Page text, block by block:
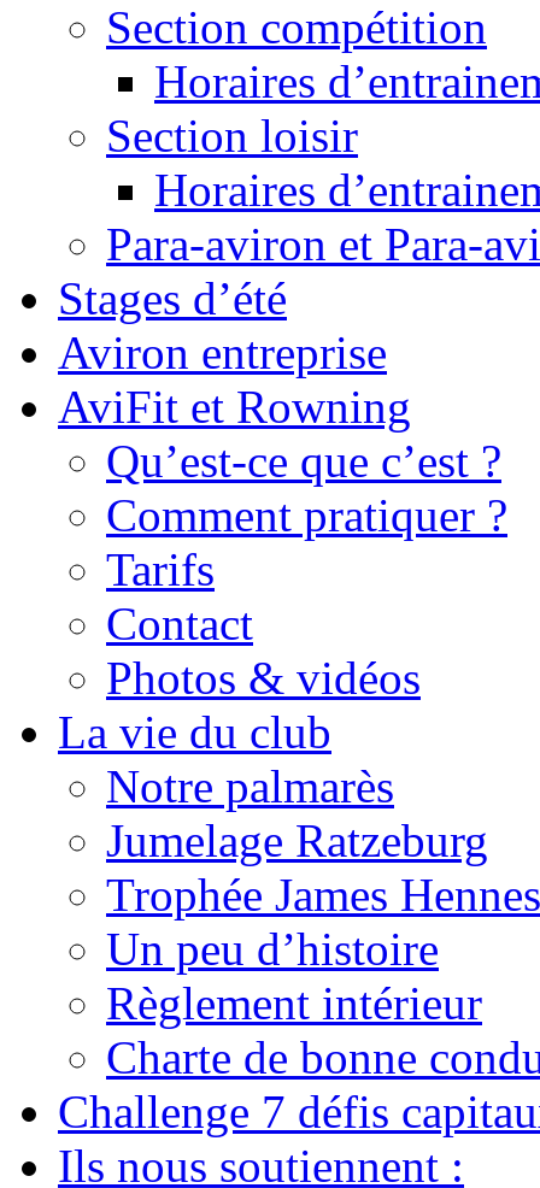
Section compétition
Horaires
Section loisir
Horaires
Para-aviron et Para-
Stages d’été
Aviron entreprise
AviFit et Rowning
Qu’est-ce que c’est ?
Comment pratiquer ?
Tarifs
Contact
Photos & vidéos
La vie du club
Notre palmarès
Jumelage Ratzeburg
Trophée James
Un peu d’histoire
Règlement intérieur
Charte de bonne
Challenge 7 défis
Ils nous soutiennent :